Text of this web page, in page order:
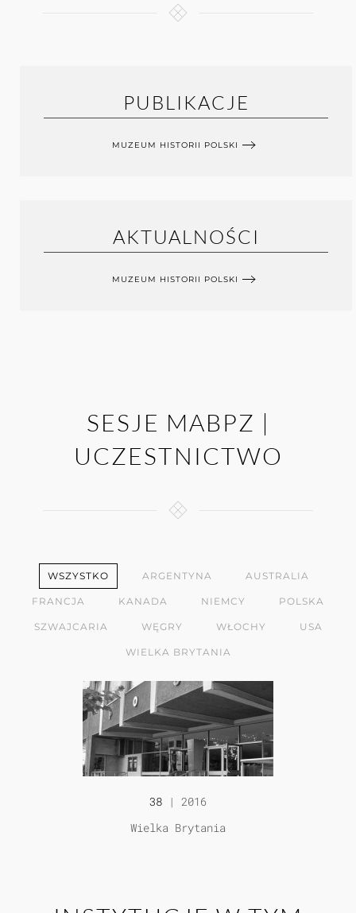
PUBLIKACJE
MUZEUM HISTORII POLSKI
AKTUALNOŚCI
MUZEUM HISTORII POLSKI
SESJE MABPZ |
UCZESTNICTWO
WSZYSTKO ARGENTYNA AUSTRALIA
FRANCJA KANADA NIEMCY POLSKA
SZWAJCARIA WĘGRY WŁOCHY USA
WIELKA BRYTANIA
38 | 2016
Wielka Brytania